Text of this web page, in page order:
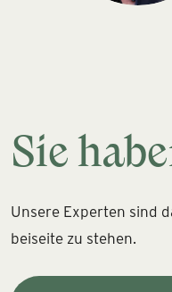
Sie
Unsere Experten sind
beiseite zu stehen.